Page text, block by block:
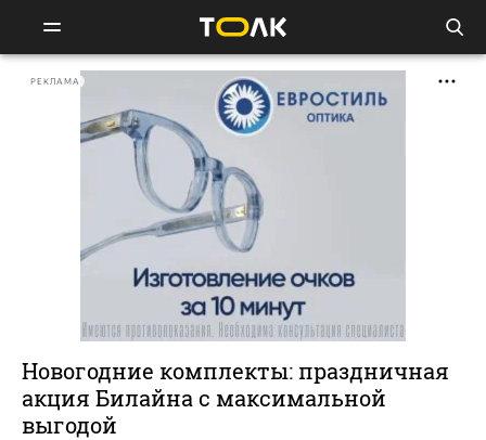
РЕКЛАМА
Новогодние комплекты: праздничная
акция Билайна с максимальной
выгодой